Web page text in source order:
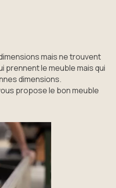
mais ne trouvent
prennent le meuble mais qui
dimensions.
propose le bon meuble